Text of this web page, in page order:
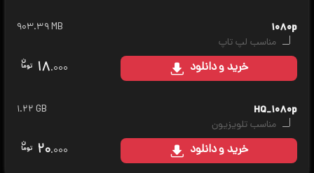
۱۰۸۰p
مناسب لپ تاپ
۹۰۳.۳۹ MB
خریدو دانلود ۱۸.۰۰۰
HQ_۱۰۸۰p
مناسب تلویزیون
۱.۲۲ GB
خریدو دانلود ۲۰.۰۰۰